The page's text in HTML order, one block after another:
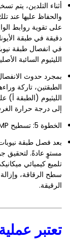
أثناء التلدين، يتم
والحفاظ عليها عند
على تقوية روابط
دقيقة في طبقة
في انفصال طبقة
الليثيوم السائبة
بمجرد حدوث
الطبقتين، تاركة
الليثيوم (الطبقة أ)
إلى درجة حرارة
الخطوة 5: تسطيح CMP
مستوٍ عادةً. لتحقيق
سطح الرقاقة،
الرقيقة.